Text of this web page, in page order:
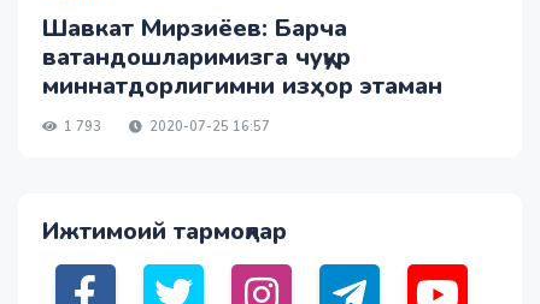
Шавкат Мирзиёев: Барча
ватандошларимизга чуқур
миннатдорлигимни изҳор этаман
1 793 2020-07-25 16:57
Ижтимоий тармоқлар